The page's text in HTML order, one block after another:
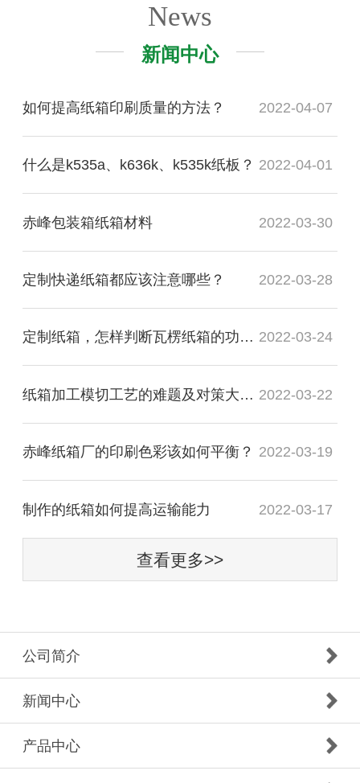
News
新闻中心
如何提高纸箱印刷质量的方法？ 2022-04-07
什么是k535a、k636k、k535k纸板？ 2022-04-01
赤峰包装箱纸箱材料 2022-03-30
定制快递纸箱都应该注意哪些？ 2022-03-28
定制纸箱，怎样判断瓦楞纸箱的功能质量是否合格？ 2022-03-24
纸箱加工模切工艺的难题及对策大盘点 2022-03-22
赤峰纸箱厂的印刷色彩该如何平衡？ 2022-03-19
制作的纸箱如何提高运输能力 2022-03-17
查看更多>>
公司简介
新闻中心
产品中心